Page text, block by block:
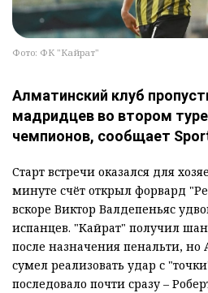
Фото: ФК "Кайрат"
Алматинский клуб
мадридцев во втором
чемпионов, сообщает
Старт встречи оказался для
минуте счёт открыл форвард
вскоре Виктор Валдепеньяс
испанцев. "Кайрат" получил
после назначения пенальти, но
сумел реализовать удар с
последовало почти сразу –